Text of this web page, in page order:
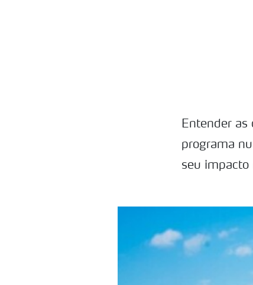
Entender as
programa
seu impacto